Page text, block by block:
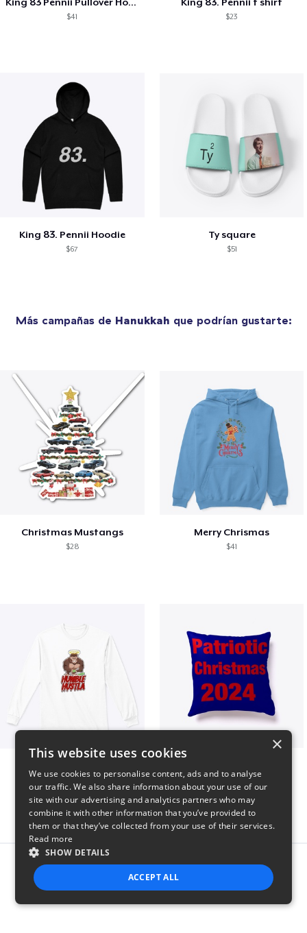
$41 $23
King 83. Pennii Hoodie
$67
Ty square
$51
Más campañas de Hanukkah que podrían gustarte:
Christmas Mustangs
$28
Merry Chrismas
$41
$31 $29
Report this product
×
This website uses cookies
We use cookies to personalise content, ads and to analyse
our traffic. We also share information about your use of our
site with our advertising and analytics partners who may
combine it with other information that you’ve provided to
them or that they’ve collected from your use of their services.
Read more
SHOW DETAILS
ACCEPT ALL
STRICTLY NECESSARY PERFORMANCE